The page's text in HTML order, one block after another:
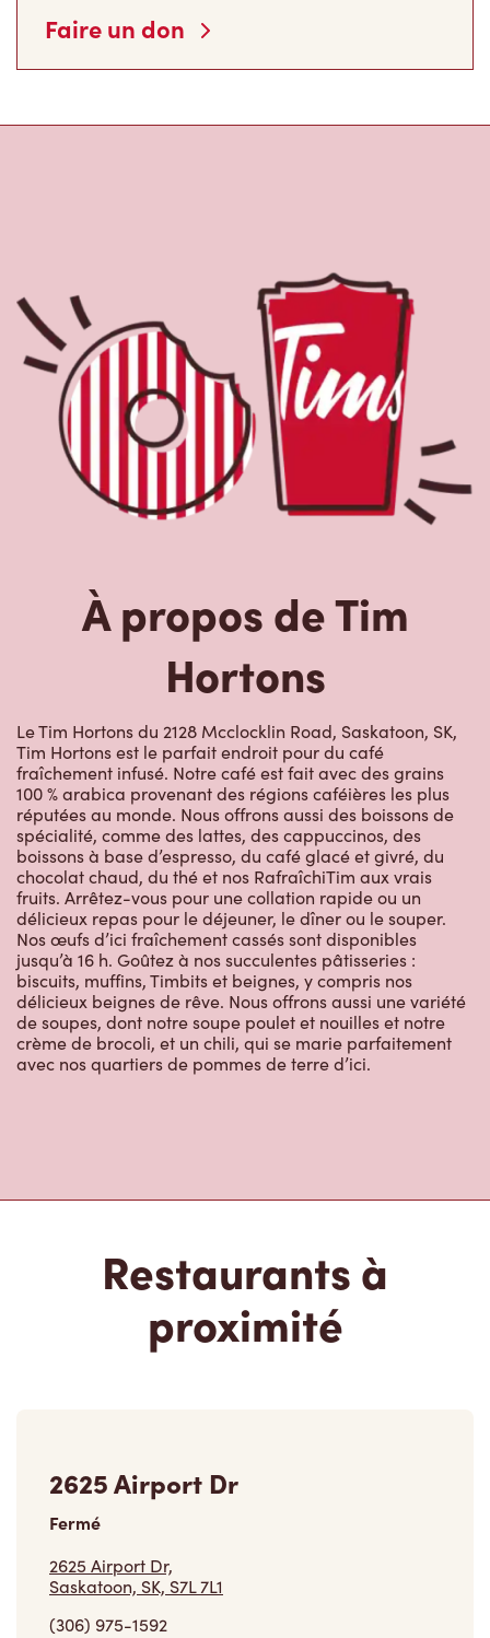
Faire un don
À propos de Tim
Hortons
Le Tim Hortons du 2128 Mcclocklin Road, Saskatoon, SK,
Tim Hortons est le parfait endroit pour du café
fraîchement infusé. Notre café est fait avec des grains
100 % arabica provenant des régions caféières les plus
réputées au monde. Nous offrons aussi des boissons de
spécialité, comme des lattes, des cappuccinos, des
boissons à base d’espresso, du café glacé et givré, du
chocolat chaud, du thé et nos RafraîchiTim aux vrais
fruits. Arrêtez-vous pour une collation rapide ou un
délicieux repas pour le déjeuner, le dîner ou le souper.
Nos œufs d’ici fraîchement cassés sont disponibles
jusqu’à 16 h. Goûtez à nos succulentes pâtisseries :
biscuits, muffins, Timbits et beignes, y compris nos
délicieux beignes de rêve. Nous offrons aussi une variété
de soupes, dont notre soupe poulet et nouilles et notre
crème de brocoli, et un chili, qui se marie parfaitement
avec nos quartiers de pommes de terre d’ici.
Restaurants à
proximité
2625 Airport Dr
Fermé
2625 Airport Dr,
Saskatoon, SK, S7L 7L1
(306) 975-1592